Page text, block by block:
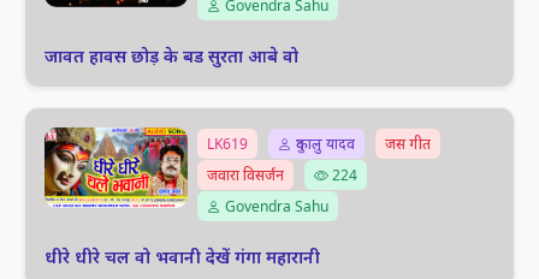
Govendra Sahu
जावत हावस छोड़ के बड सुरता आबे वो
LK619 दुकालु यादव
जस गीत
जवारा विसर्जन
224
Govendra Sahu
धीरे धीरे चल वो भवानी देखें गंगा महारानी